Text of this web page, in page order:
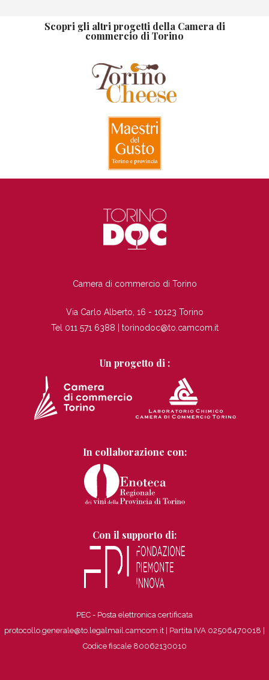
Scopri gli altri progetti della Camera di
commercio di Torino
Camera di commercio di Torino
Via Carlo Alberto, 16 - 10123 Torino
Tel 011 571 6388 | torinodoc@to.camcom.it
Un progetto di :
In collaborazione con:
Con il supporto di:
PEC - Posta elettronica certificata
protocollo.generale@to.legalmail.camcom.it | Partita IVA 02506470018
Codice fiscale 80062130010